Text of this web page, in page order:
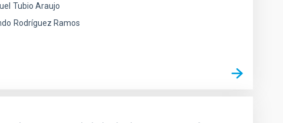
Tubio Araujo
Rodríguez Ramos